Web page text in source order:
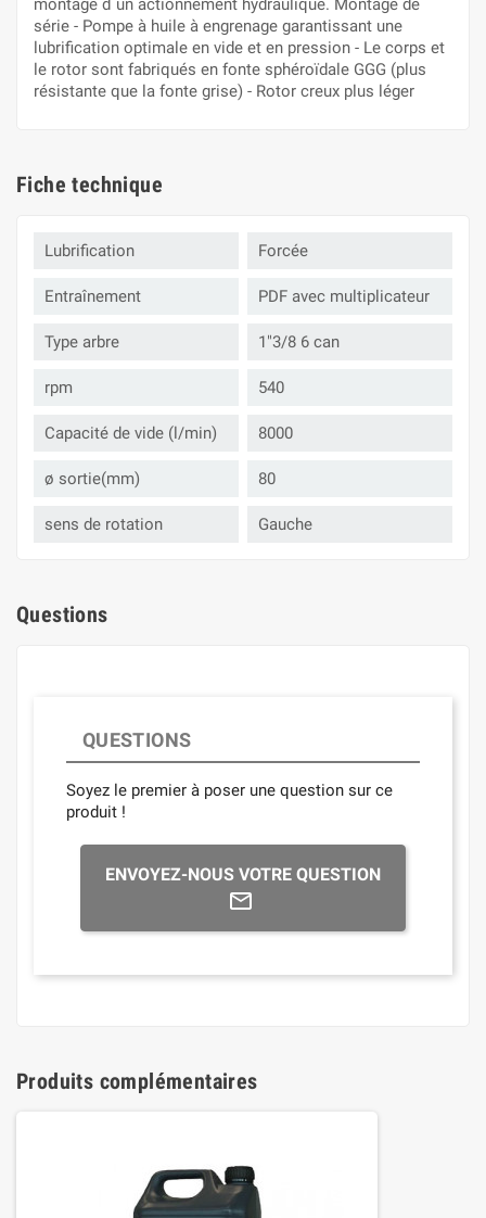
montage d´un actionnement hydraulique. Montage de
série - Pompe à huile à engrenage garantissant une
lubrification optimale en vide et en pression - Le corps et
le rotor sont fabriqués en fonte sphéroïdale GGG (plus
résistante que la fonte grise) - Rotor creux plus léger
Fiche technique
Lubrification Forcée
Entraînement PDF avec multiplicateur
Type arbre 1"3/8 6 can
rpm 540
Capacité de vide (l/min) 8000
ø sortie(mm) 80
sens de rotation Gauche
Questions
QUESTIONS
Soyez le premier à poser une question sur ce
produit !
ENVOYEZ-NOUS VOTRE QUESTION
Produits complémentaires